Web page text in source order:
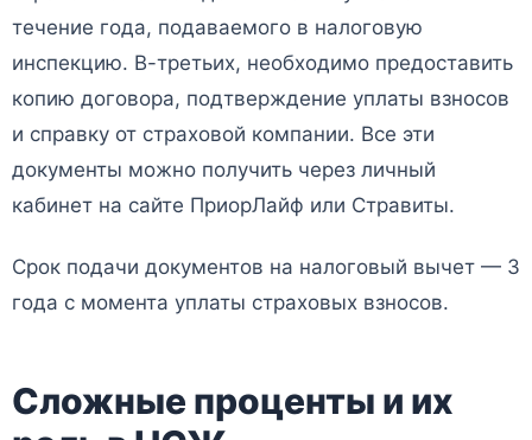
течение года, подаваемого в налоговую
инспекцию. В-третьих, необходимо предоставить
копию договора, подтверждение уплаты взносов
и справку от страховой компании. Все эти
документы можно получить через личный
кабинет на сайте ПриорЛайф или Стравиты.
Срок подачи документов на налоговый вычет — 3
года с момента уплаты страховых взносов.
Сложные проценты и их